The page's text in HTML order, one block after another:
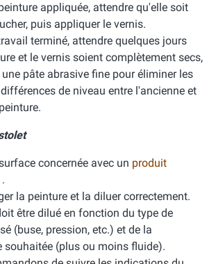
appliquée, attendre qu'elle soit
puis appliquer le vernis.
terminé, attendre quelques jours
et le vernis soient complètement secs,
pâte abrasive fine pour éliminer les
de niveau entre l'ancienne et
concernée avec un produit
.
la peinture et la diluer correctement.
être dilué en fonction du type de
(buse, pression, etc.) et de la
souhaitée (plus ou moins fluide).